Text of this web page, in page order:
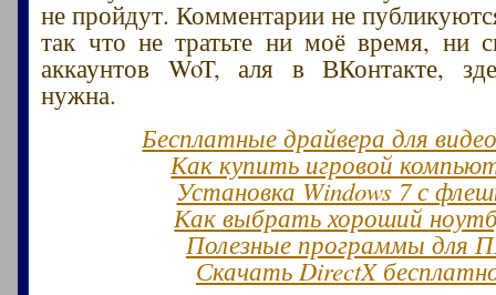
не пройдут. Комментарии не
так что не тратьте ни моё время, ни
аккаунтов WoT, аля в ВКонтакте,
нужна.
Бесплатные драйвера для
Как купить игровой
Установка Windows 7 с
Как выбрать хороший
Полезные программы для
Скачать DirectX